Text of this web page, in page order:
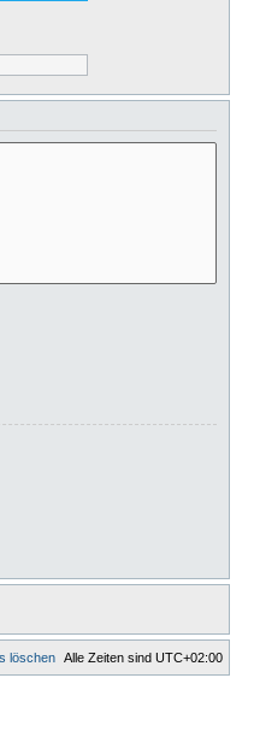
Alle Zeiten sind UTC+02:00
löschen